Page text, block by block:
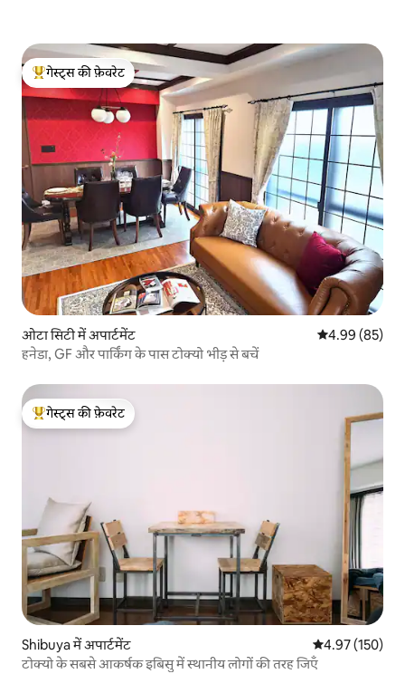
गेस्ट्स का टॉप फ़ेवरेट
गेस्ट्स की फ़ेवरेट
ओटा सिटी में अपार्टमेंट औसत रेटिंग 5 में
4.99 (85)
हनेडा, GF और पार्किंग के पास टोक्यो भीड़ से बचें
गेस्ट्स का टॉप फ़ेवरेट
गेस्ट्स की फ़ेवरेट
Shibuya में अपार्टमेंट औसत रेटिंग 5 में से
4.97 (150)
टोक्यो के सबसे आकर्षक इबिसु में स्थानीय लोगों की तरह जिएँ